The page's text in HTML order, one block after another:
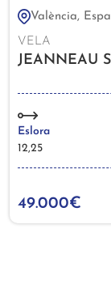
València,
VELA
JEANNEAU
Eslora
12,25
49.000€